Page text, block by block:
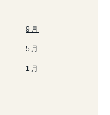
9月
5月
1月